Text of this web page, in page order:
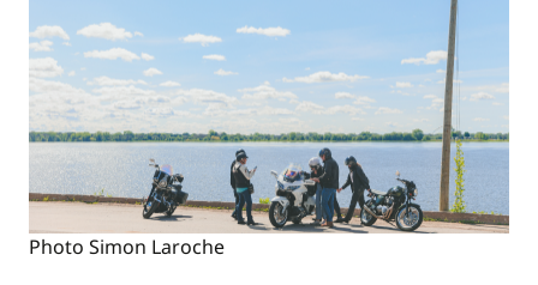
Photo Simon Laroche